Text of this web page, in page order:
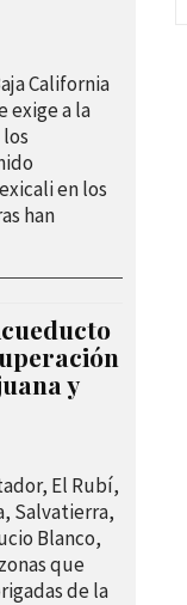
California
exige a la
en los
han
y
El Rubí,
Salvatierra,
Blanco,
que
de la